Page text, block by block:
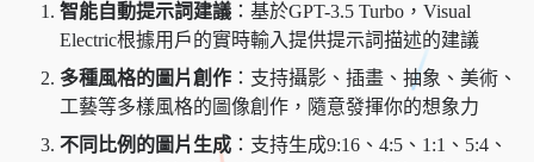
智能自動提示詞建議 ：基於GPT-3.5 Turbo，Visual
Electric根據用戶的實時輸入提供提示詞描述的建議
多種風格的圖片創作 ：支持攝影、插畫、抽象、美術、
工藝等多樣風格的圖像創作，隨意發揮你的想象力
不同比例的圖片生成 ：支持生成9:16、4:5、1:1、5:4、